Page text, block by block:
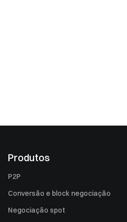
Produtos
P2P
Conversão e block negociação
Negociação spot